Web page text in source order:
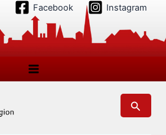
Facebook Instagram
Suchen